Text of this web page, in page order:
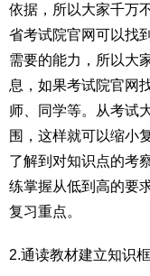
依据，所以大家千万
省考试院官网可以找
需要的能力，所以大
息，如果考试院官网
师、同学等。从考试
围，这样就可以缩小
了解到对知识点的考
练掌握从低到高的要
复习重点。
2.通读教材建立知识